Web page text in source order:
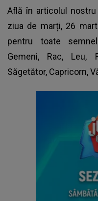
Află în articolul
ziua de marți, 26
pentru toate
Gemeni, Rac, Leu,
Săgetător, Capricorn,